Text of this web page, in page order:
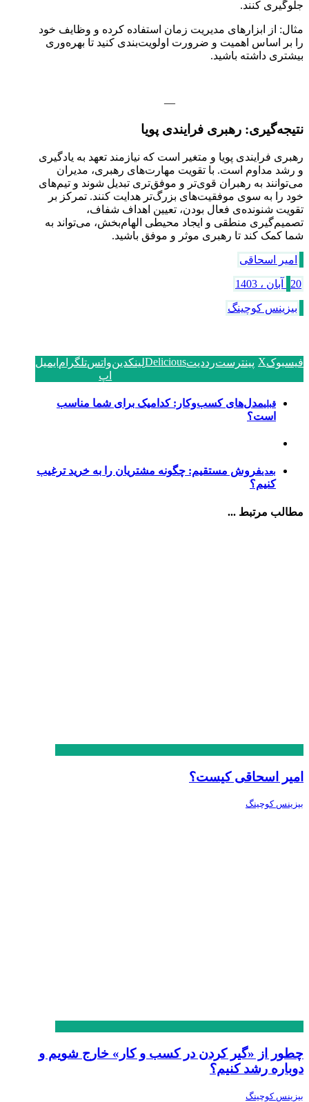
جلوگیری کنند.
مثال: از ابزارهای مدیریت زمان استفاده کرده و وظایف خود
را بر اساس اهمیت و ضرورت اولویت‌بندی کنید تا بهره‌وری
بیشتری داشته باشید.
—
نتیجه‌گیری: رهبری فرایندی پویا
رهبری فرایندی پویا و متغیر است که نیازمند تعهد به یادگیری
و رشد مداوم است. با تقویت مهارت‌های رهبری، مدیران
می‌توانند به رهبران قوی‌تر و موفق‌تری تبدیل شوند و تیم‌های
خود را به سوی موفقیت‌های بزرگ‌تر هدایت کنند. تمرکز بر
تقویت شنونده‌ی فعال بودن، تعیین اهداف شفاف،
تصمیم‌گیری منطقی و ایجاد محیطی الهام‌بخش، می‌تواند به
شما کمک کند تا رهبری موثر و موفق باشید.
امیر اسحاقی
20 آبان ، 1403
بیزینس کوچینگ
فیسبوکX پینترسترددیتDeliciousلینکدینواتس
اپ
تلگرام ایمیل
قبلیمدل‌های کسب‌وکار: کدامیک برای شما مناسب
است؟
بعدیفروش مستقیم: چگونه مشتریان را به خرید ترغیب
کنیم؟
مطالب مرتبط ...
امیر اسحاقی کیست؟
بیزینس کوچینگ
چطور از «گیر کردن در کسب و کار» خارج شویم و
دوباره رشد کنیم؟
بیزینس کوچینگ